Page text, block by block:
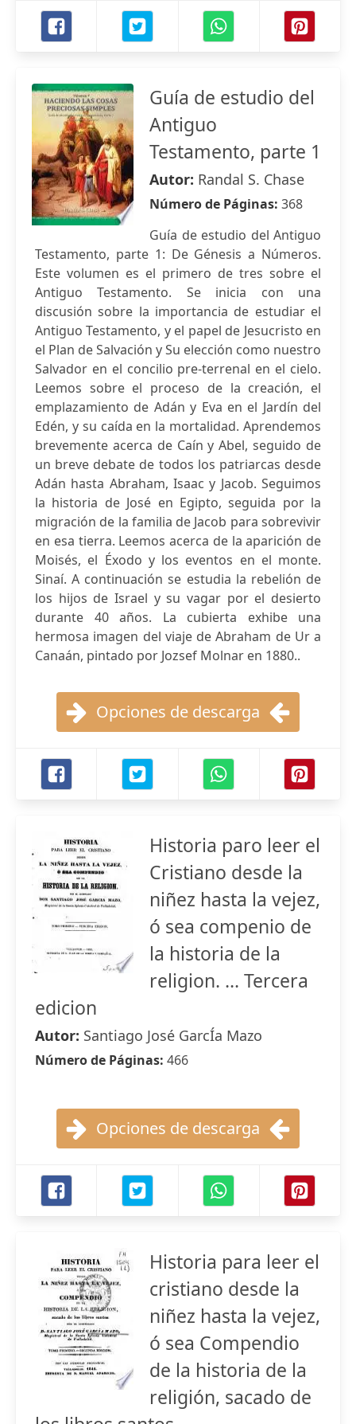
Guía de estudio del
Antiguo
Testamento, parte 1
Autor: Randal S. Chase
Número de Páginas: 368
Guía de estudio del Antiguo
Testamento, parte 1: De Génesis a Números.
Este volumen es el primero de tres sobre el
Antiguo Testamento. Se inicia con una
discusión sobre la importancia de estudiar el
Antiguo Testamento, y el papel de Jesucristo en
el Plan de Salvación y Su elección como nuestro
Salvador en el concilio pre-terrenal en el cielo.
Leemos sobre el proceso de la creación, el
emplazamiento de Adán y Eva en el Jardín del
Edén, y su caída en la mortalidad. Aprendemos
brevemente acerca de Caín y Abel, seguido de
un breve debate de todos los patriarcas desde
Adán hasta Abraham, Isaac y Jacob. Seguimos
la historia de José en Egipto, seguida por la
migración de la familia de Jacob para sobrevivir
en esa tierra. Leemos acerca de la aparición de
Moisés, el Éxodo y los eventos en el monte.
Sinaí. A continuación se estudia la rebelión de
los hijos de Israel y su vagar por el desierto
durante 40 años. La cubierta exhibe una
hermosa imagen del viaje de Abraham de Ur a
Canaán, pintado por Jozsef Molnar en 1880..
Opciones de descarga
Historia paro leer el
Cristiano desde la
niñez hasta la vejez,
ó sea compenio de
la historia de la
religion. ... Tercera
edicion
Autor: Santiago José GarcÍa Mazo
Número de Páginas: 466
Opciones de descarga
Historia para leer el
cristiano desde la
niñez hasta la vejez,
ó sea Compendio
de la historia de la
religión, sacado de